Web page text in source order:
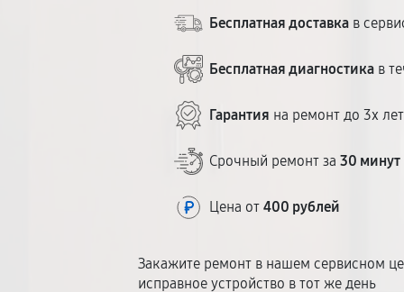
Бесплатная доставка в
Бесплатная диагностика в
Гарантия на ремонт до 3х лет
Срочный ремонт за30 минут
Цена от400 рублей
Закажите ремонт в нашем сервисном
исправное устройство в тот же день